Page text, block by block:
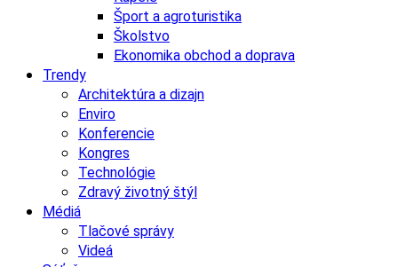
Šport a agroturistika
Školstvo
Ekonomika obchod a doprava
Trendy
Architektúra a dizajn
Enviro
Konferencie
Kongres
Technológie
Zdravý životný štýl
Médiá
Tlačové správy
Videá